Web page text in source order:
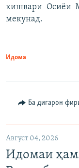
кишвари Осиёи
мекунад.
Идома
Ба дигарон
Август 04, 2026
Идомаи